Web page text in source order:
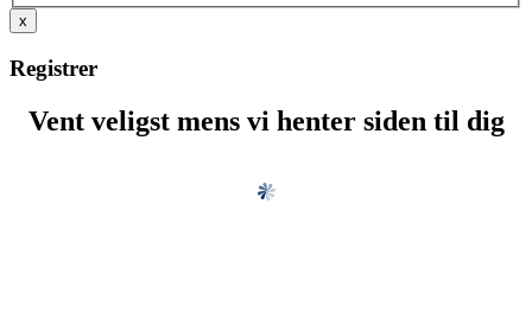
x
Registrer
Vent veligst mens vi henter siden til dig